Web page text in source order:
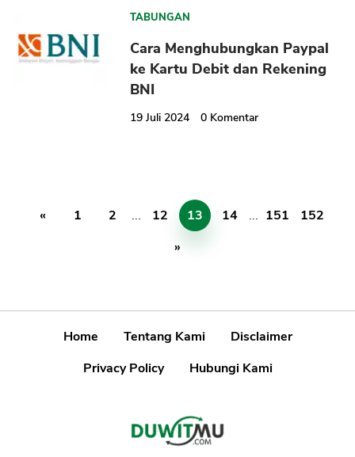
TABUNGAN
Cara Menghubungkan Paypal
ke Kartu Debit dan Rekening
BNI
19 Juli 2024 0 Komentar
« 1 2 ... 12 13 14 ... 151
152
»
Home Tentang Kami
Disclaimer
Privacy Policy
Hubungi Kami